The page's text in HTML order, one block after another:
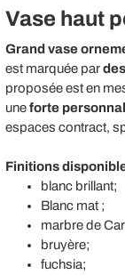
Vase haut
Grand vase
est marquée par
proposée est en
uneforte
espaces contract,
Finitions
blanc brillant;
Blanc mat ;
marbre de
bruyère;
fuchsia;